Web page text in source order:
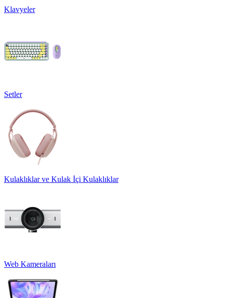
Klavyeler
Setler
Kulaklıklar ve Kulak İçi Kulaklıklar
Web Kameraları